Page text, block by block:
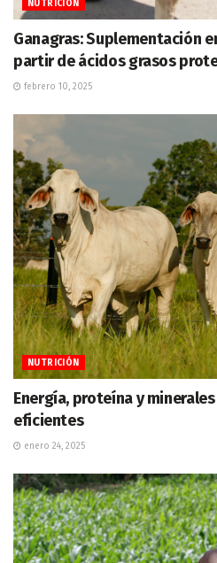
NUTRICIÓN
Ganagras: Suplementación
partir de ácidos grasos
febrero 10, 2025
NUTRICIÓN
Energía, proteína y
eficientes
enero 24, 2025